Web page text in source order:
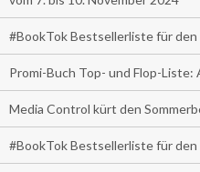
#BookTok Bestsellerliste für
Promi-Buch Top- und Flop-Liste:
Media Control kürt den
#BookTok Bestsellerliste für den